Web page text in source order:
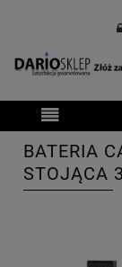
BATERIA
STOJĄCA